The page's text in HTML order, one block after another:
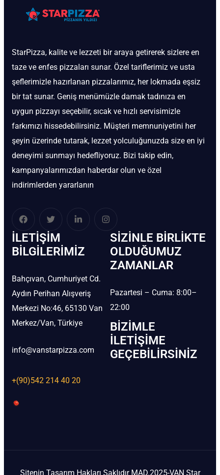
StarPizza, kalite ve lezzeti bir araya getirerek sizlere en
taze ve enfes pizzaları sunar. Özel tariflerimiz ve usta
şeflerimizle hazırlanan pizzalarımız, her lokmada eşsiz
bir tat sunar. Geniş menümüzle damak tadınıza en
uygun pizzayı seçebilir, sıcak ve hızlı servisimizle
farkımızı hissedebilirsiniz. Müşteri memnuniyetini her
şeyin üzerinde tutarak, lezzet yolculuğunuzda size en iyi
deneyimi sunmayı hedefliyoruz. Bizi takip edin,
kampanyalarımızdan haberdar olun ve özel
indirimlerden yararlanın
İLETIŞIM
BİLGILERIMIZ
Bahçıvan, Cumhuriyet Cd.
Aydın Perihan Alışveriş
Merkezi No:46, 65130 Van
Merkez/Van, Türkiye
info@vanstarpizza.com
+(90)542 214 40 20
SIZINLE BIRLIKTE
OLDUĞUMUZ
ZAMANLAR
Pazartesi – Cuma: 8:00–
22:00
BIZIMLE
İLETIŞIME
GEÇEBILIRSINIZ
Sitenin Tasarım Hakları Saklıdır MAD.2025-VAN Star